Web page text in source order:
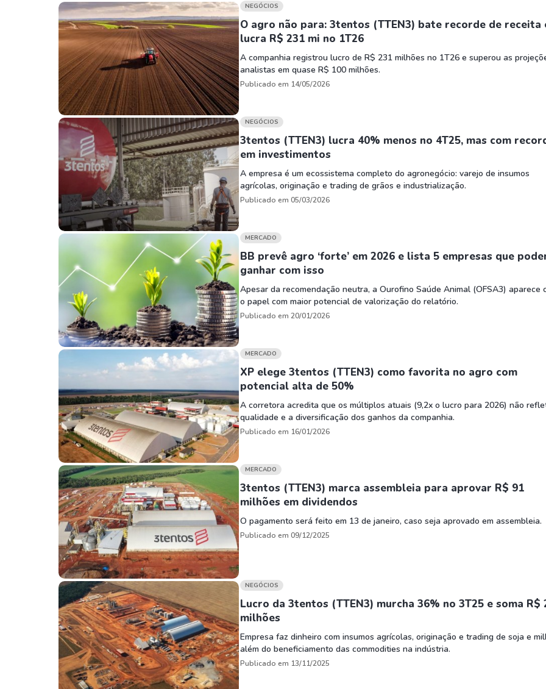
Klabin
Petrobrás
Ver todos
KNRI11
KNCR11
Ver todos
GOLD11
XINA11
Ver todos
Meta
Ver todos
Solana
Ver todos
NEGÓCIOS
O agro não para: 3tentos (TTEN3) bate recorde de receita
lucra R$ 231 mi no 1T26
A companhia registrou lucro de R$ 231 milhões no 1T26 e superou as
analistas em quase R$ 100 milhões.
Publicado em 14/05/2026
NEGÓCIOS
3tentos (TTEN3) lucra 40% menos no 4T25, mas com
em investimentos
A empresa é um ecossistema completo do agronegócio: varejo de insumos
agrícolas, originação e trading de grãos e industrialização.
Publicado em 05/03/2026
MERCADO
BB prevê agro ‘forte’ em 2026 e lista 5 empresas que
ganhar com isso
Apesar da recomendação neutra, a Ourofino Saúde Animal (OFSA3) aparece
o papel com maior potencial de valorização do relatório.
Publicado em 20/01/2026
MERCADO
XP elege 3tentos (TTEN3) como favorita no agro com
potencial alta de 50%
A corretora acredita que os múltiplos atuais (9,2x o lucro para 2026) não
qualidade e a diversificação dos ganhos da companhia.
Publicado em 16/01/2026
MERCADO
3tentos (TTEN3) marca assembleia para aprovar R$ 91
milhões em dividendos
O pagamento será feito em 13 de janeiro, caso seja aprovado em assembleia.
Publicado em 09/12/2025
NEGÓCIOS
Lucro da 3tentos (TTEN3) murcha 36% no 3T25 e soma R$
milhões
Empresa faz dinheiro com insumos agrícolas, originação e trading de soja e
além do beneficiamento das commodities na indústria.
Publicado em 13/11/2025